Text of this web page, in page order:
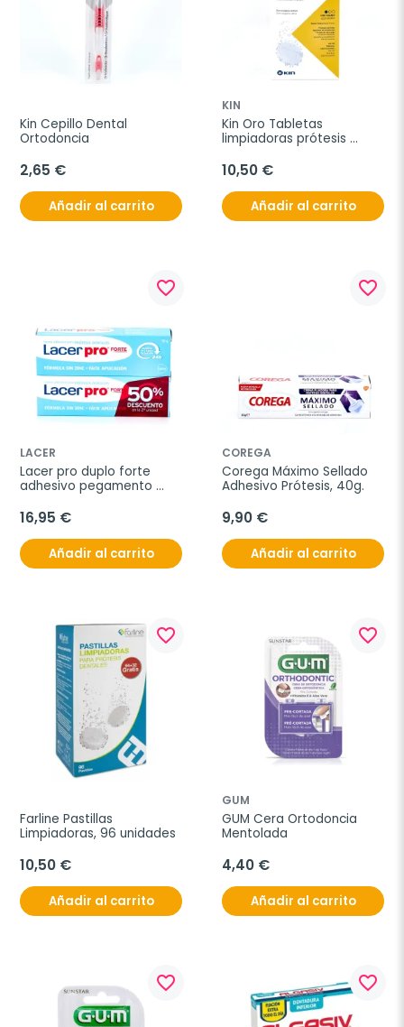
Kin Cepillo Dental
Ortodoncia
2,65 €
Añadir al carrito
KIN
Kin Oro Tabletas
limpiadoras prótesis
10,50 €
Añadir al carrito
favorite_border
LACER
Lacer pro duplo forte
adhesivo pegamento
16,95 €
Añadir al carrito
favorite_border
COREGA
Corega Máximo Sellado
Adhesivo Prótesis, 40g.
9,90 €
Añadir al carrito
favorite_border
Farline Pastillas
Limpiadoras, 96 unidades
10,50 €
Añadir al carrito
favorite_border
GUM
GUM Cera Ortodoncia
Mentolada
4,40 €
Añadir al carrito
favorite_border favorite_border